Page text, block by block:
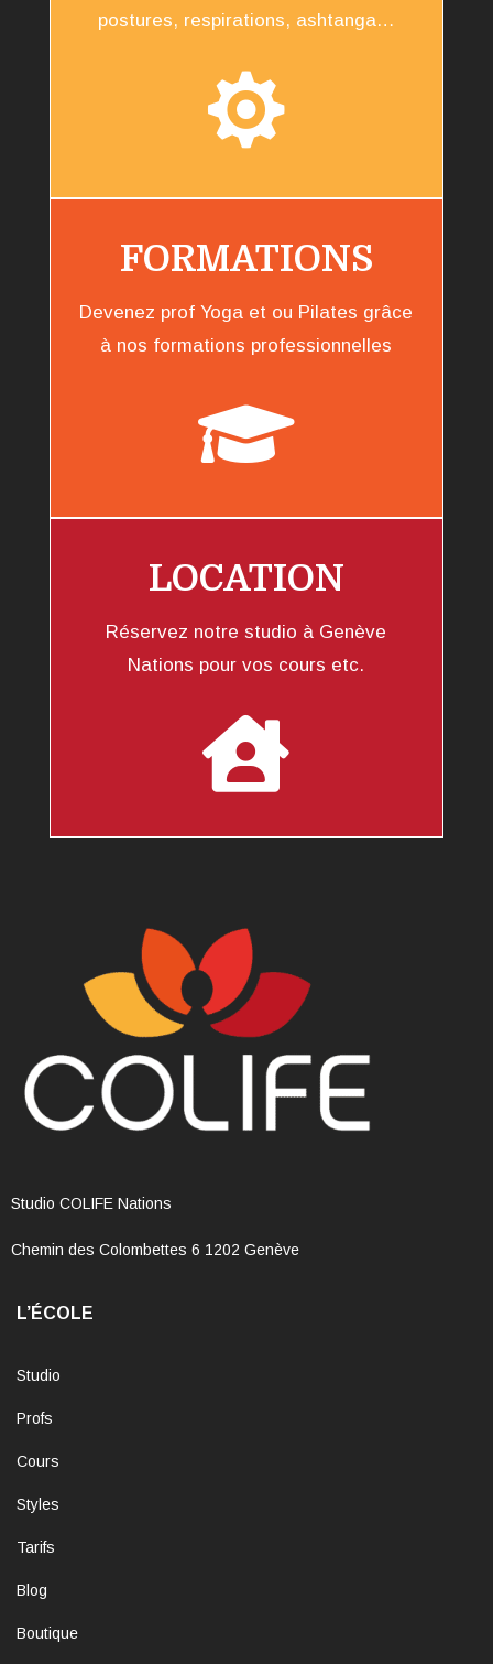
postures, respirations, ashtanga…

FORMATIONS
Devenez prof Yoga et ou Pilates grâce
à nos formations professionnelles

LOCATION
Réservez notre studio à Genève
Nations pour vos cours etc.

Studio COLIFE Nations
Chemin des Colombettes 6 1202 Genève
L’ÉCOLE
Studio
Profs
Cours
Styles
Tarifs
Blog
Boutique